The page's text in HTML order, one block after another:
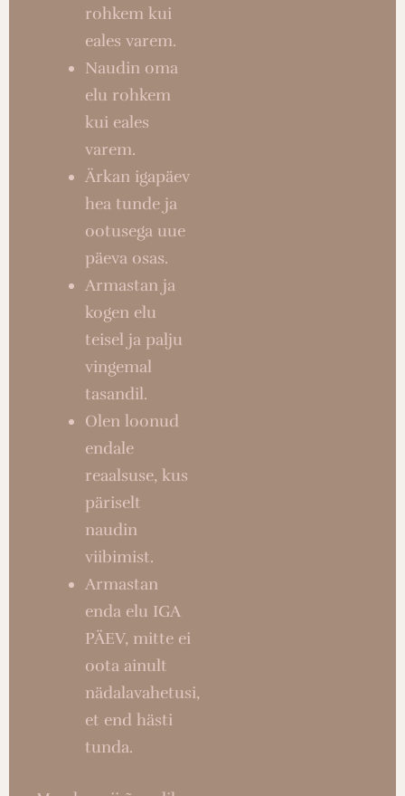
rohkem kui
eales varem.
Naudin oma
elu rohkem
kui eales
varem.
Ärkan igapäev
hea tunde ja
ootusega uue
päeva osas.
Armastan ja
kogen elu
teisel ja palju
vingemal
tasandil.
Olen loonud
endale
reaalsuse, kus
päriselt
naudin
viibimist.
Armastan
enda elu IGA
PÄEV, mitte ei
oota ainult
nädalavahetusi,
et end hästi
tunda.